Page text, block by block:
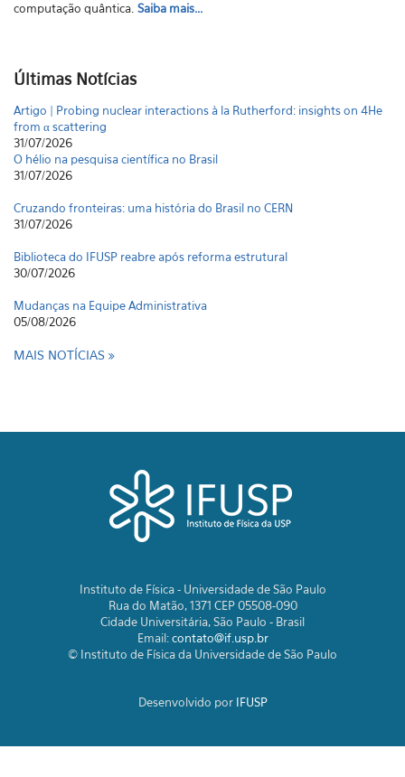
computação quântica. Saiba mais...
Últimas Notícias
Artigo | Probing nuclear interactions à la Rutherford: insights on 4He
from α scattering
31/07/2026
O hélio na pesquisa científica no Brasil
31/07/2026
Cruzando fronteiras: uma história do Brasil no CERN
31/07/2026
Biblioteca do IFUSP reabre após reforma estrutural
30/07/2026
Mudanças na Equipe Administrativa
05/08/2026
MAIS NOTÍCIAS
Instituto de Física - Universidade de São Paulo
Rua do Matão, 1371 CEP 05508-090
Cidade Universitária, São Paulo - Brasil
Email:contato@if.usp.br
© Instituto de Física da Universidade de São Paulo
Desenvolvido por IFUSP